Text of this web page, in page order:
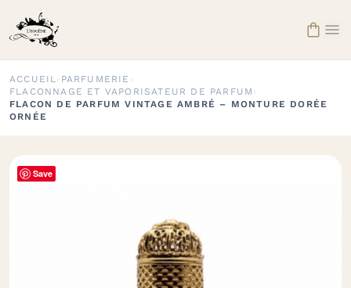
 
ACCUEIL› PARFUMERIE ›
FLACONNAGE ET VAPORISATEUR DE PARFUM ›
FLACON DE PARFUM VINTAGE AMBRÉ – MONTURE DORÉE
ORNÉE
Save